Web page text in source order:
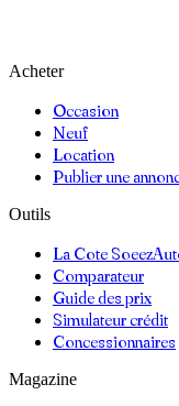
Acheter
Occasion
Neuf
Location
Publier une
Outils
La Cote
Comparateur
Guide des prix
Simulateur crédit
Concessionnaires
Magazine